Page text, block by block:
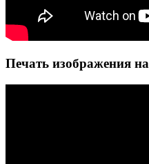
Печать изображения